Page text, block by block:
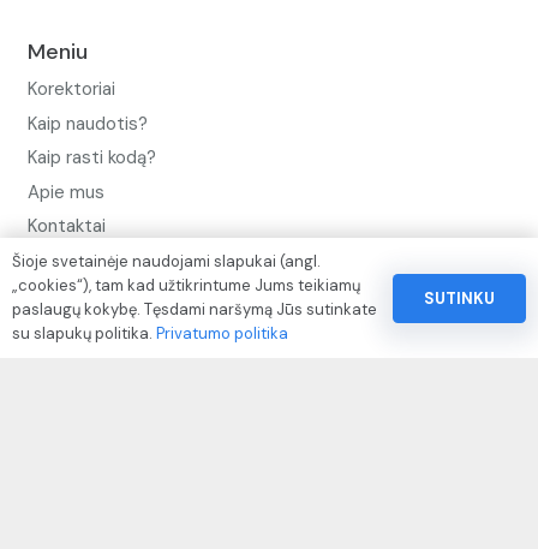
Meniu
Korektoriai
Kaip naudotis?
Kaip rasti kodą?
Apie mus
Kontaktai
Privatumo politika
Pinigų ir prekių grąžinimo politika
Paslaugų naudojimo sąlygos ir taisyklės
Šioje svetainėje naudojami slapukai (angl.
„cookies“), tam kad užtikrintume Jums teikiamų
paslaugų kokybę. Tęsdami naršymą Jūs sutinkate
su slapukų politika. Privatumo politika
SUTINKU